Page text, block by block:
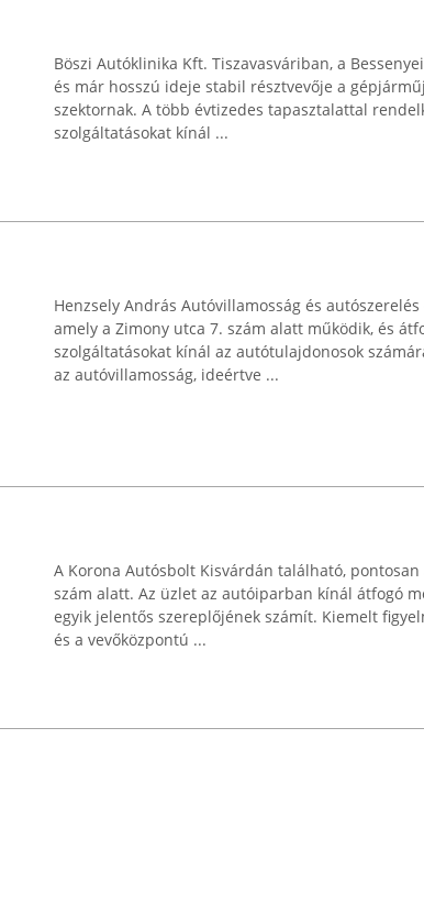
Böszi Autóklinika Kft. Tiszavasváriban, a
és már hosszú ideje stabil résztvevője a
szektornak. A több évtizedes tapasztalattal
szolgáltatásokat kínál ...
Henzsely András Autóvillamosság és
amely a Zimony utca 7. szám alatt működik, és
szolgáltatásokat kínál az autótulajdonosok
az autóvillamosság, ideértve ...
A Korona Autósbolt Kisvárdán található,
szám alatt. Az üzlet az autóiparban kínál átfogó
egyik jelentős szereplőjének számít. Kiemelt
és a vevőközpontú ...